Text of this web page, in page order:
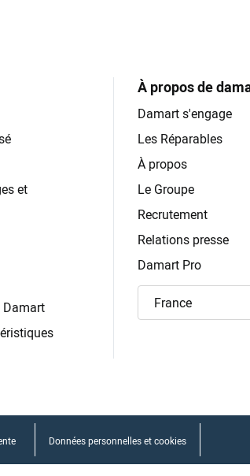
et
Damart
À propos de
Damart s'engage
Les Réparables
À propos
Le Groupe
Recrutement
Relations presse
Damart Pro
France
Données personnelles et cookies